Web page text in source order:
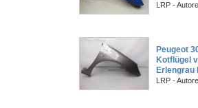
LRP -
Peugeot
Kotflügel
Erlengrau
LRP -